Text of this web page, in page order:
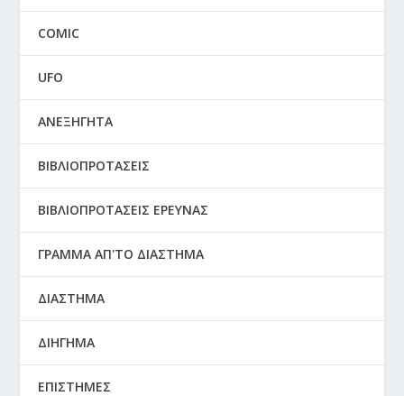
COMIC
UFO
ΑΝΕΞΗΓΗΤΑ
ΒΙΒΛΙΟΠΡΟΤΑΣΕΙΣ
ΒΙΒΛΙΟΠΡΟΤΑΣΕΙΣ ΕΡΕΥΝΑΣ
ΓΡΑΜΜΑ ΑΠ'ΤΟ ΔΙΑΣΤΗΜΑ
ΔΙΑΣΤΗΜΑ
ΔΙΗΓΗΜΑ
ΕΠΙΣΤΗΜΕΣ